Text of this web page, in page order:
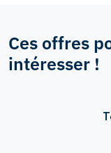
Ces offres
intéresser !